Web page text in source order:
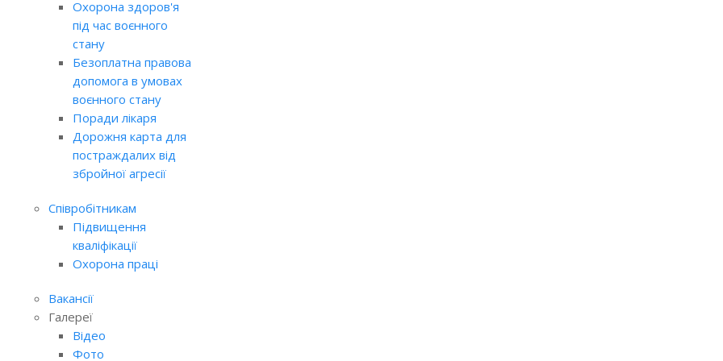
Охорона здоров'я
під час воєнного
стану
Безоплатна правова
допомога в умовах
воєнного стану
Поради лікаря
Дорожня карта для
постраждалих від
збройної агресії
Співробітникам
Підвищення
кваліфікації
Охорона праці
Вакансії
Галереї
Відео
Фото